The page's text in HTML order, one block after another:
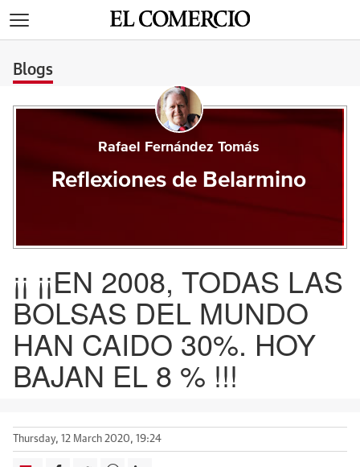
Blogs
Rafael Fernández Tomás
Reflexiones de Belarmino
¡¡ ¡¡EN 2008, TODAS LAS
BOLSAS DEL MUNDO
HAN CAIDO 30%. HOY
BAJAN EL 8 % !!!
Thursday, 12 March 2020, 19:24